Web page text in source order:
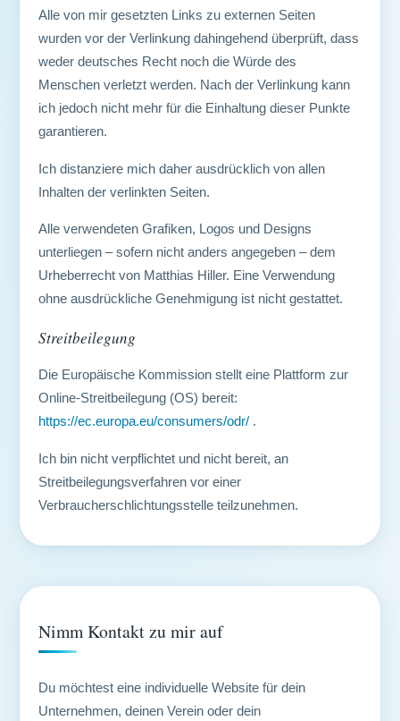
Alle von mir gesetzten Links zu externen Seiten
wurden vor der Verlinkung dahingehend überprüft, dass
weder deutsches Recht noch die Würde des
Menschen verletzt werden. Nach der Verlinkung kann
ich jedoch nicht mehr für die Einhaltung dieser Punkte
garantieren.
Ich distanziere mich daher ausdrücklich von allen
Inhalten der verlinkten Seiten.
Alle verwendeten Grafiken, Logos und Designs
unterliegen – sofern nicht anders angegeben – dem
Urheberrecht von Matthias Hiller. Eine Verwendung
ohne ausdrückliche Genehmigung ist nicht gestattet.
Streitbeilegung
Die Europäische Kommission stellt eine Plattform zur
Online-Streitbeilegung (OS) bereit:
https://ec.europa.eu/consumers/odr/ .
Ich bin nicht verpflichtet und nicht bereit, an
Streitbeilegungsverfahren vor einer
Verbraucherschlichtungsstelle teilzunehmen.
Nimm Kontakt zu mir auf
Du möchtest eine individuelle Website für dein
Unternehmen, deinen Verein oder dein